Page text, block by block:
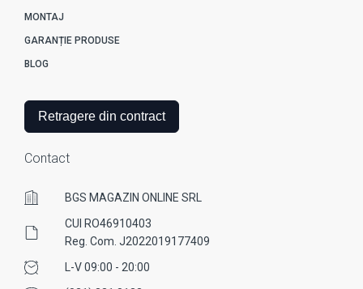
MONTAJ
GARANȚIE PRODUSE
BLOG
Retragere din contract
Contact
BGS MAGAZIN ONLINE SRL
CUI RO46910403
Reg. Com. J2022019177409
L-V 09:00 - 20:00